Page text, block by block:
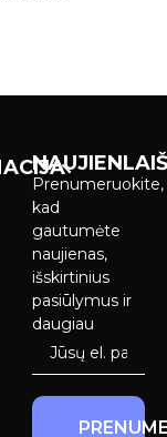
Prenumeruokite,
kad
gautumėte
naujienas,
išskirtinius
pasiūlymus ir
daugiau